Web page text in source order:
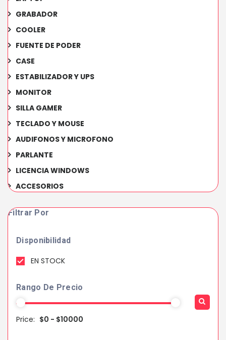
GRABADOR
COOLER
FUENTE DE PODER
CASE
ESTABILIZADOR Y UPS
MONITOR
SILLA GAMER
TECLADO Y MOUSE
AUDIFONOS Y MICROFONO
PARLANTE
LICENCIA WINDOWS
ACCESORIOS
Filtrar Por
Disponibilidad
EN STOCK
Rango De Precio
Price: $0 - $10000